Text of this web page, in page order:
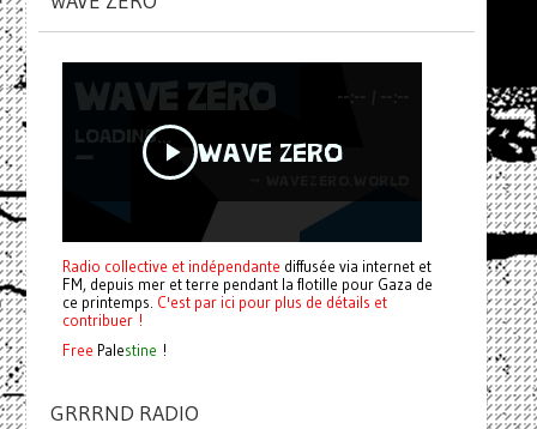
Radio collective et indépendante diffusée via internet et
FM, depuis mer et terre pendant la flotille pour Gaza de
ce printemps. C'est par ici pour plus de détails et
contribuer !
Free Palestine !
GRRRND RADIO